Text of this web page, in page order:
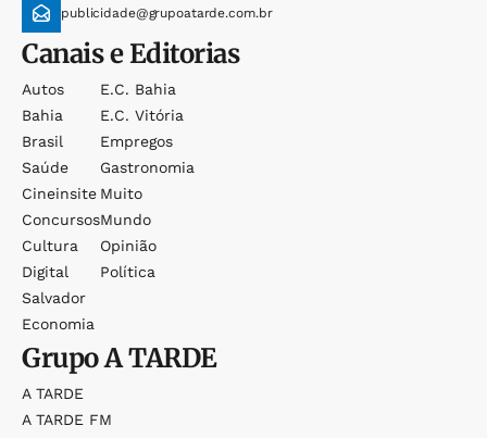
publicidade@grupoatarde.com.br
Canais e Editorias
Autos
Bahia
Brasil
Saúde
Cineinsite
Concursos
Cultura
Digital
Salvador
Economia
E.c. Bahia
E.c. Vitória
Empregos
Gastronomia
Muito
Mundo
Opinião
Política
GrupoA TARDE
A TARDE
A TARDE FM